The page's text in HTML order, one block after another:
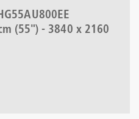
(55") - 3840 x 2160